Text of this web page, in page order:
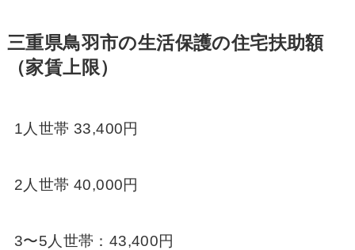
三重県鳥羽市の生活保護の住宅扶助額
（家賃上限）
1人世帯 33,400円
2人世帯 40,000円
3〜5人世帯：43,400円